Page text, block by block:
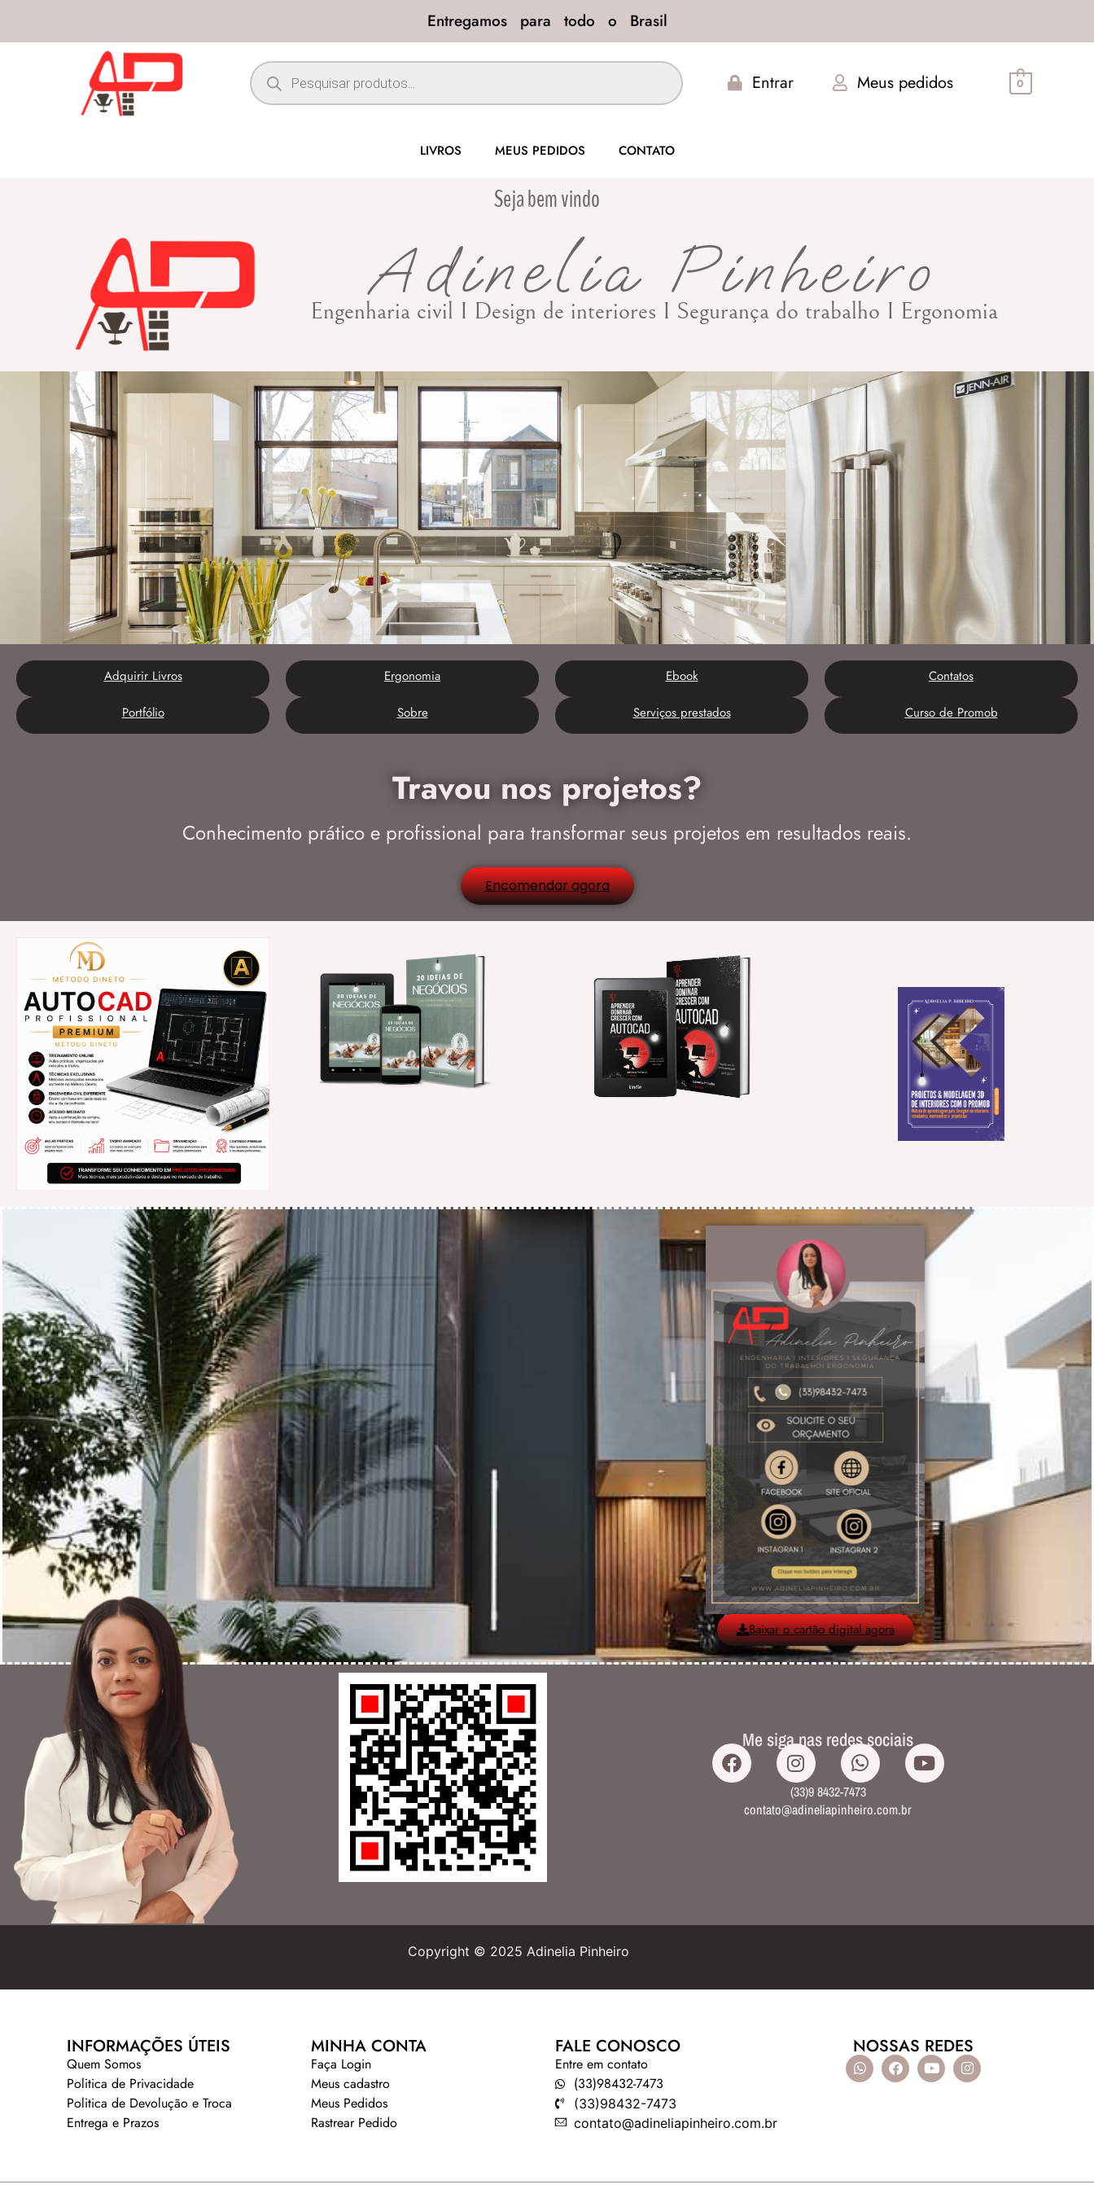
Entregamos para todo o Brasil
Entrar Meus pedidos 0
LIVROS MEUS PEDIDOS CONTATO
Seja bem vindo
Adinelia Pinheiro
Engenharia civil I Design de interiores I Segurança do trabalho I Ergonomia
Adquirir Livros
Portfólio
Ergonomia
Sobre
Ebook
Serviços prestados
Contatos
Curso de Promob
Travou nos projetos?
Conhecimento prático e profissional para transformar seus projetos em resultados reais.
Encomendar agora
Baixar o cartão digital agora
Me siga nas redes sociais
(33)9 8432-7473
contato@adineliapinheiro.com.br
Copyright © 2025 Adinelia Pinheiro
INFORMAÇÕES ÚTEIS
Quem Somos
Politica de Privacidade
Politica de Devolução e Troca
Entrega e Prazos
MINHA CONTA
Faça Login
Meus cadastro
Meus Pedidos
Rastrear Pedido
FALE CONOSCO
Entre em contato
(33)98432-7473
(33)98432-7473
contato@adineliapinheiro.com.br
NOSSAS REDES